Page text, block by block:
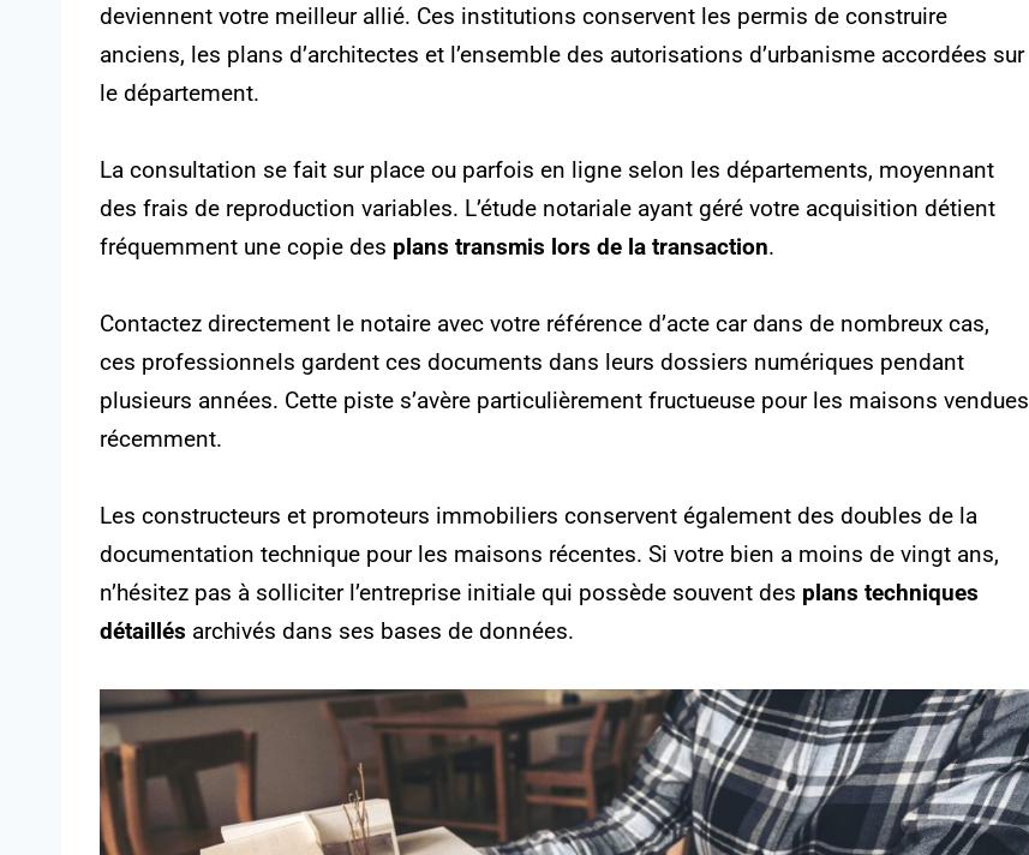
deviennent votre meilleur allié. Ces institutions conservent les permis de construire
anciens, les plans d’architectes et l’ensemble des autorisations d’urbanisme accordées sur
le département.
La consultation se fait sur place ou parfois en ligne selon les départements, moyennant
des frais de reproduction variables. L’étude notariale ayant géré votre acquisition détient
fréquemment une copie des plans transmis lors de la transaction.
Contactez directement le notaire avec votre référence d’acte car dans de nombreux cas,
ces professionnels gardent ces documents dans leurs dossiers numériques pendant
plusieurs années. Cette piste s’avère particulièrement fructueuse pour les maisons vendues
récemment.
Les constructeurs et promoteurs immobiliers conservent également des doubles de la
documentation technique pour les maisons récentes. Si votre bien a moins de vingt ans,
n’hésitez pas à solliciter l’entreprise initiale qui possède souvent des plans techniques
détaillés archivés dans ses bases de données.